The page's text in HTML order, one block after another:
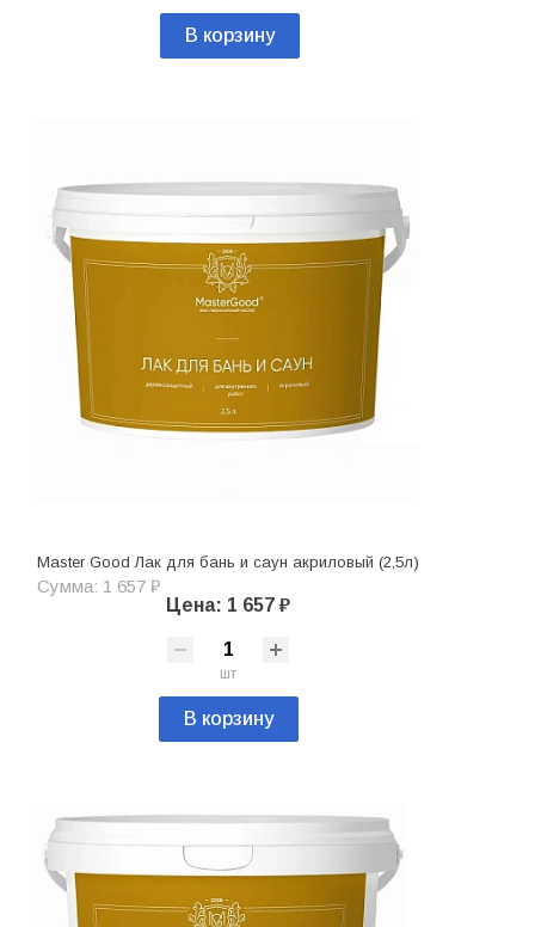
В корзину
Master Good Лак для бань и саун акриловый (2,5л)
Сумма: 1 657 ₽
Цена: 1 657 ₽
шт
В корзину